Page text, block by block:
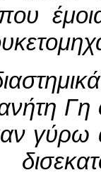
Γη
γύρω